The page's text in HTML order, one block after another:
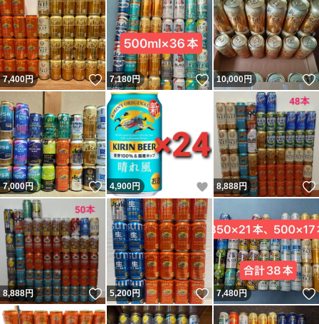
7,400円 いいね！
7,180円 いいね！
10,000円
7,000円 いいね！
4,900円 いいね！
8,888円
8,888円 いいね！
5,200円 いいね！
7,480円